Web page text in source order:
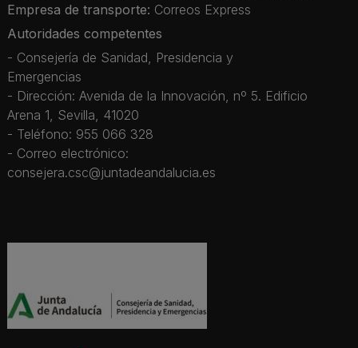
Empresa de transporte: Correos Express
Autoridades competentes
- Consejería de Sanidad, Presidencia y
Emergencias
- Dirección: Avenida de la Innovación, nº 5. Edificio
Arena 1, Sevilla, 41020
- Teléfono: 955 066 328
- Correo electrónico:
consejera.csc@juntadeandalucia.es